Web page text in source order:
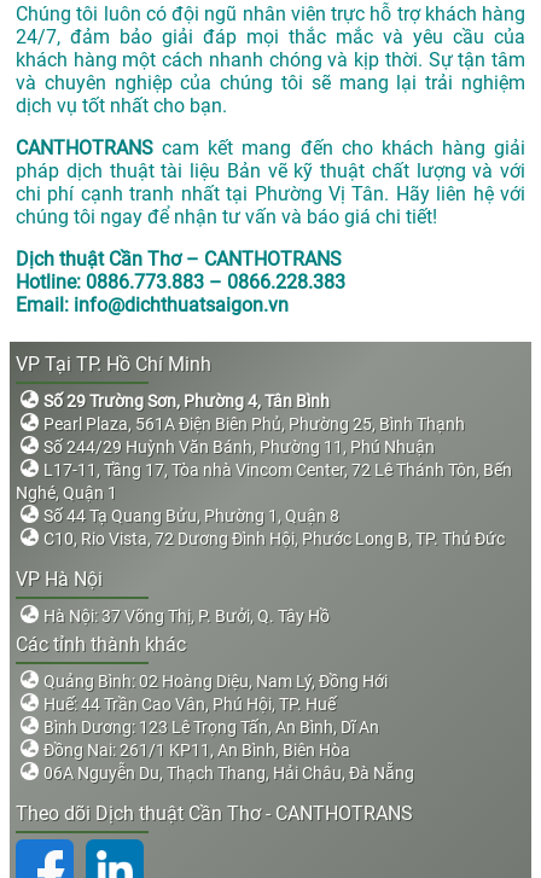
Chúng tôi luôn có đội ngũ nhân viên trực hỗ trợ khách hàng
24/7, đảm bảo giải đáp mọi thắc mắc và yêu cầu của
khách hàng một cách nhanh chóng và kịp thời. Sự tận tâm
và chuyên nghiệp của chúng tôi sẽ mang lại trải nghiệm
dịch vụ tốt nhất cho bạn.
CANTHOTRANS cam kết mang đến cho khách hàng giải
pháp dịch thuật tài liệu Bản vẽ kỹ thuật chất lượng và với
chi phí cạnh tranh nhất tại Phường Vị Tân. Hãy liên hệ với
chúng tôi ngay để nhận tư vấn và báo giá chi tiết!
Dịch thuật Cần Thơ – CANTHOTRANS
Hotline: 0886.773.883 – 0866.228.383
Email: info@dichthuatsaigon.vn
VP Tại TP. Hồ Chí Minh
Số 29 Trường Sơn, Phường 4, Tân Bình
Pearl Plaza, 561A Điện Biên Phủ, Phường 25, Bình Thạnh
Số 244/29 Huỳnh Văn Bánh, Phường 11, Phú Nhuận
L17-11, Tầng 17, Tòa nhà Vincom Center, 72 Lê Thánh Tôn, Bến
Nghé, Quận 1
Số 44 Tạ Quang Bửu, Phường 1, Quận 8
C10, Rio Vista, 72 Dương Đình Hội, Phước Long B, TP. Thủ Đức
VP Hà Nội
Hà Nội: 37 Võng Thị, P. Bưởi, Q. Tây Hồ
Các tỉnh thành khác
Quảng Bình: 02 Hoàng Diệu, Nam Lý, Đồng Hới
Huế: 44 Trần Cao Vân, Phú Hội, TP. Huế
Bình Dương: 123 Lê Trọng Tấn, An Bình, Dĩ An
Đồng Nai: 261/1 KP11, An Bình, Biên Hòa
06A Nguyễn Du, Thạch Thang, Hải Châu, Đà Nẵng
Theo dõi Dịch thuật Cần Thơ - CANTHOTRANS